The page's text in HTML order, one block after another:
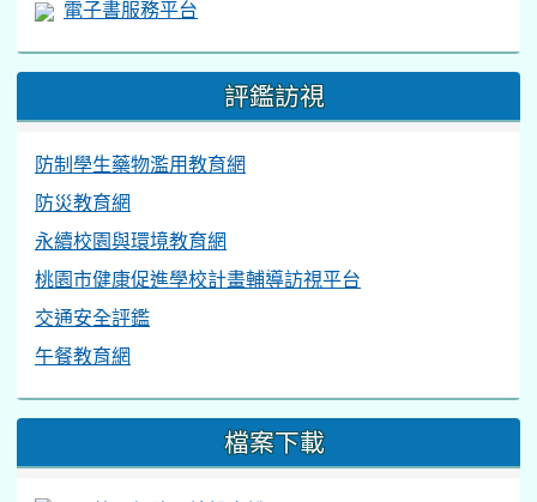
電子書服務平台
評鑑訪視
防制學生藥物濫用教育網
防災教育網
永續校園與環境教育網
桃園市健康促進學校計畫輔導訪視平台
交通安全評鑑
午餐教育網
檔案下載